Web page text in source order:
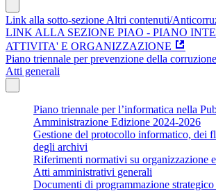
Link alla sotto-sezione Altri contenuti/
LINK ALLA SEZIONE PIAO - PIANO
ATTIVITA' E ORGANIZZAZIONE
Piano triennale per prevenzione della
Atti generali
Piano triennale per l’informatica nella
Amministrazione Edizione 2024-2026
Gestione del protocollo informatico, dei
degli archivi
Riferimenti normativi su organizzazione
Atti amministrativi generali
Documenti di programmazione strategico